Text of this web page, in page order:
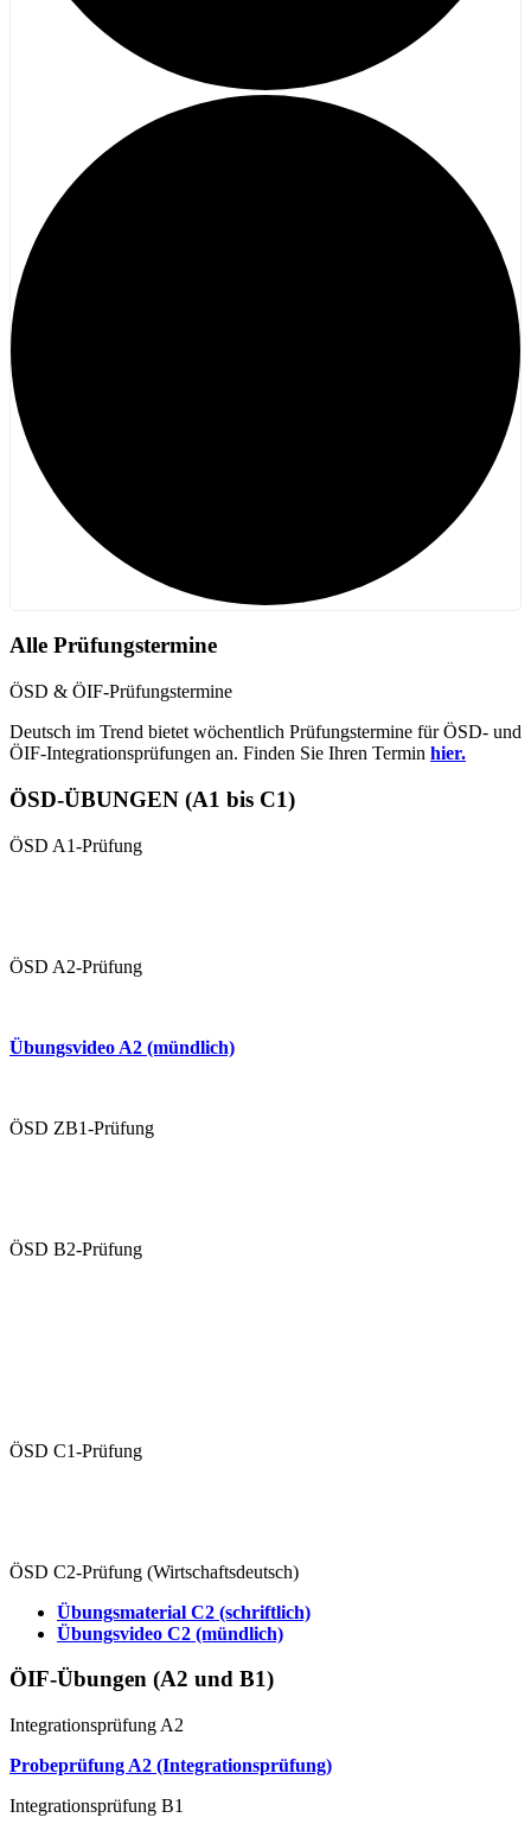
Alle Prüfungstermine
ÖSD & ÖIF-Prüfungstermine
Deutsch im Trend bietet wöchentlich Prüfungstermine für ÖSD- und
ÖIF-Integrationsprüfungen an. Finden Sie Ihren Termin hier.
ÖSD-ÜBUNGEN (A1 bis C1)
ÖSD A1-Prüfung
ÖSD A2-Prüfung
Übungsvideo A2 (mündlich)
ÖSD ZB1-Prüfung
ÖSD B2-Prüfung
ÖSD C1-Prüfung
ÖSD C2-Prüfung (Wirtschaftsdeutsch)
Übungsmaterial C2 (schriftlich)
Übungsvideo C2 (mündlich)
ÖIF-Übungen (A2 und B1)
Integrationsprüfung A2
Probeprüfung A2 (Integrationsprüfung)
Integrationsprüfung B1